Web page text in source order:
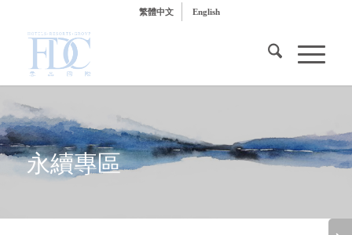
繁體中文 English
永續專區